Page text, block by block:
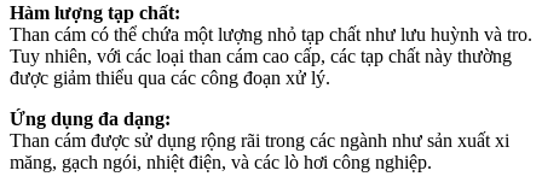
Hàm lượng tạp chất:
Than cám có thể chứa một lượng nhỏ tạp chất như lưu huỳnh và tro.
Tuy nhiên, với các loại than cám cao cấp, các tạp chất này thường
được giảm thiểu qua các công đoạn xử lý.
Ứng dụng đa dạng:
Than cám được sử dụng rộng rãi trong các ngành như sản xuất xi
măng, gạch ngói, nhiệt điện, và các lò hơi công nghiệp.